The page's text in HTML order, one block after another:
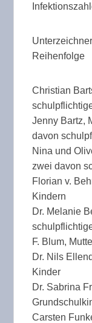
Reihenfolge
Christian
Jenny Bartz,
davon
Nina und
zwei davon
Florian v.
Kindern
Dr. Melanie
F. Blum,
Dr. Nils
Kinder
Dr. Sabrina
Carsten